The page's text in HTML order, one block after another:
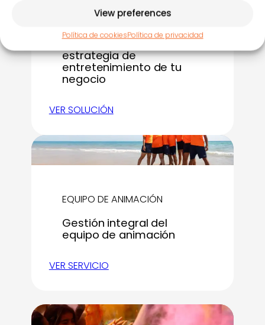
View preferences
Política de cookiesPolítica de privacidad
ACTTIV original
Solución avanzada que
centraliza toda la
estrategia de
entretenimiento de tu
negocio
VER SOLUCIÓN
EQUIPO DE ANIMACIÓN
Gestión integral del
equipo de animación
VER SERVICIO